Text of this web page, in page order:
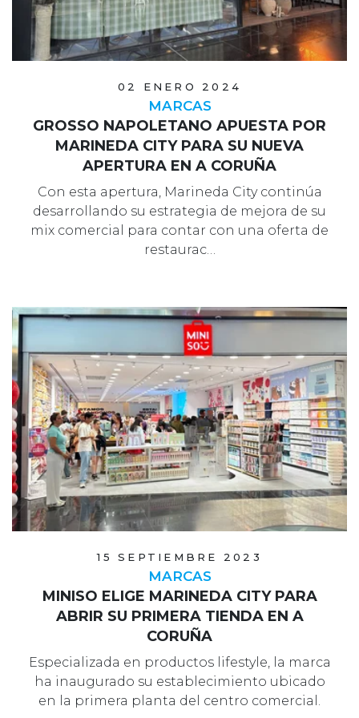
02 ENERO 2024
MARCAS
GROSSO NAPOLETANO APUESTA POR
MARINEDA CITY PARA SU NUEVA
APERTURA EN A CORUÑA
Con esta apertura, Marineda City continúa
desarrollando su estrategia de mejora de su
mix comercial para contar con una oferta de
restaurac…
15 SEPTIEMBRE 2023
MARCAS
MINISO ELIGE MARINEDA CITY PARA
ABRIR SU PRIMERA TIENDA EN A
CORUÑA
Especializada en productos lifestyle, la marca
ha inaugurado su establecimiento ubicado
en la primera planta del centro comercial.